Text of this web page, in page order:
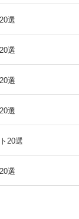
選
選
選
選
20選
選